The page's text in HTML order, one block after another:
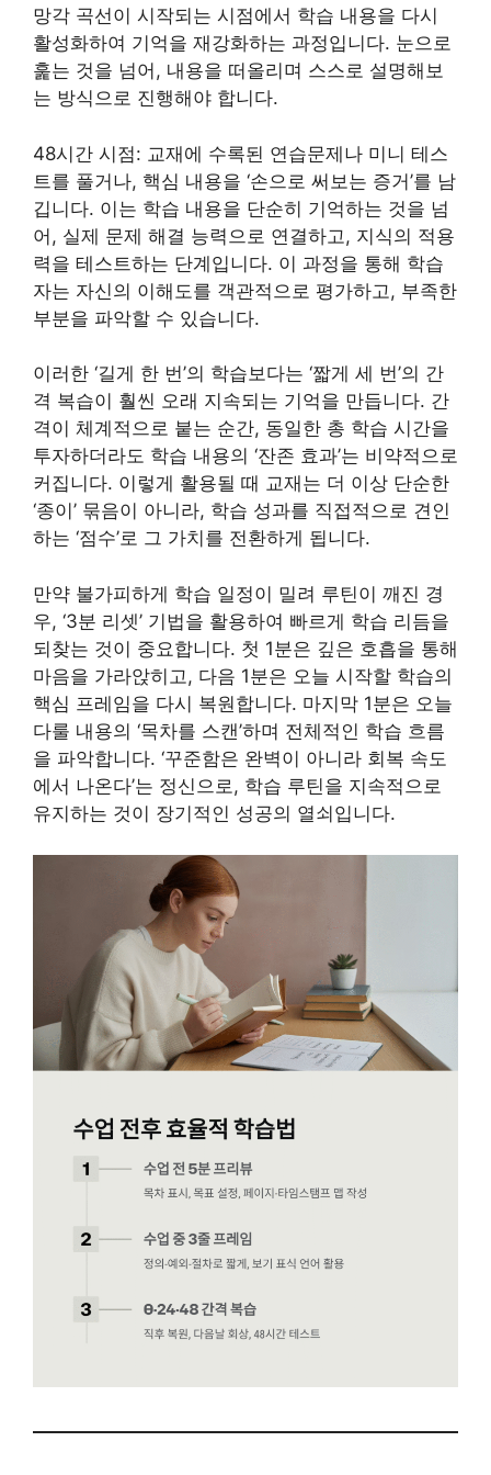
망각 곡선이 시작되는 시점에서 학습 내용을 다시
활성화하여 기억을 재강화하는 과정입니다. 눈으로
훑는 것을 넘어, 내용을 떠올리며 스스로 설명해보
는 방식으로 진행해야 합니다.
48시간 시점: 교재에 수록된 연습문제나 미니 테스
트를 풀거나, 핵심 내용을 ‘손으로 써보는 증거’를 남
깁니다. 이는 학습 내용을 단순히 기억하는 것을 넘
어, 실제 문제 해결 능력으로 연결하고, 지식의 적용
력을 테스트하는 단계입니다. 이 과정을 통해 학습
자는 자신의 이해도를 객관적으로 평가하고, 부족한
부분을 파악할 수 있습니다.
이러한 ‘길게 한 번’의 학습보다는 ‘짧게 세 번’의 간
격 복습이 훨씬 오래 지속되는 기억을 만듭니다. 간
격이 체계적으로 붙는 순간, 동일한 총 학습 시간을
투자하더라도 학습 내용의 ‘잔존 효과’는 비약적으로
커집니다. 이렇게 활용될 때 교재는 더 이상 단순한
‘종이’ 묶음이 아니라, 학습 성과를 직접적으로 견인
하는 ‘점수’로 그 가치를 전환하게 됩니다.
만약 불가피하게 학습 일정이 밀려 루틴이 깨진 경
우, ‘3분 리셋’ 기법을 활용하여 빠르게 학습 리듬을
되찾는 것이 중요합니다. 첫 1분은 깊은 호흡을 통해
마음을 가라앉히고, 다음 1분은 오늘 시작할 학습의
핵심 프레임을 다시 복원합니다. 마지막 1분은 오늘
다룰 내용의 ‘목차를 스캔’하며 전체적인 학습 흐름
을 파악합니다. ‘꾸준함은 완벽이 아니라 회복 속도
에서 나온다’는 정신으로, 학습 루틴을 지속적으로
유지하는 것이 장기적인 성공의 열쇠입니다.